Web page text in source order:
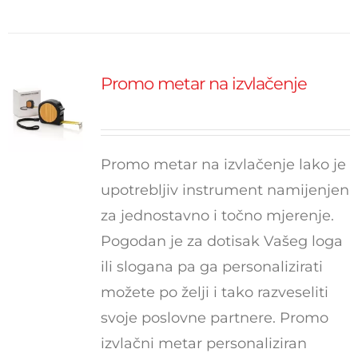
Promo metar na izvlačenje
Promo metar na izvlačenje lako je
upotrebljiv instrument namijenjen
za jednostavno i točno mjerenje.
Pogodan je za dotisak Vašeg loga
ili slogana pa ga personalizirati
možete po želji i tako razveseliti
svoje poslovne partnere. Promo
izvlačni metar personaliziran